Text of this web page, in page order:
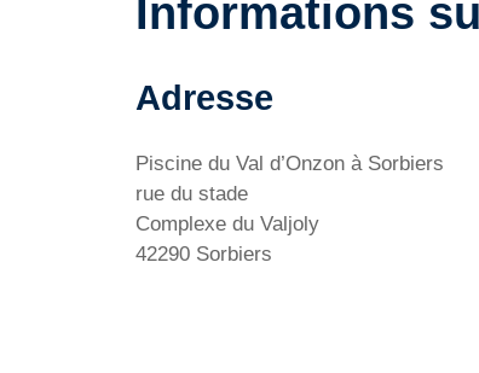
Informations
Adresse
Piscine du Val d’Onzon à Sorbiers
rue du stade
Complexe du Valjoly
42290 Sorbiers